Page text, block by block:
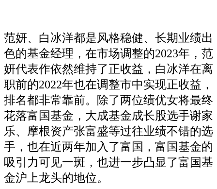
范妍、白冰洋都是风格稳健、长期业绩出
色的基金经理，在市场调整的2023年，范
妍代表作依然维持了正收益，白冰洋在离
职前的2022年也在调整市中实现正收益，
排名都非常靠前。除了两位绩优女将最终
花落富国基金，大成基金成长股选手谢家
乐、摩根资产张富盛等过往业绩不错的选
手，也在近两年加入了富国，富国基金的
吸引力可见一斑，也进一步凸显了富国基
金沪上龙头的地位。